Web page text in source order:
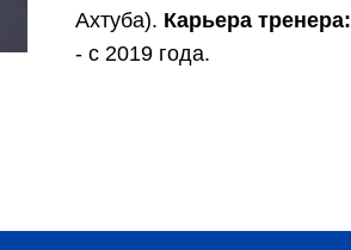
Ахтуба). Карьера тренера:
- с 2019 года.